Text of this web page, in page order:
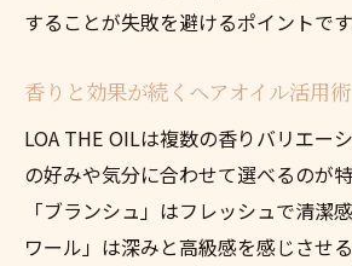
することが失敗を避けるポイントです
香りと効果が続くヘアオイル活用術
LOA THE OILは複数の香りバリエー
の好みや気分に合わせて選べるのが
「ブランシュ」はフレッシュで清潔
ワール」は深みと高級感を感じさせ